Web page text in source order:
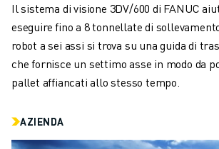
FANUC IN EUROPA
LE NOSTRE SEDI
SOSTENIBILITÀ
CARRIERA
DAI FORMA AL TUO FUTURO CON FANUC
CONTATTACI
CONTATTI
Il sistema di visione 3DV/600 di FANUC
eseguire fino a 8 tonnellate di
robot a sei assi si trova su una guida di
che fornisce un settimo asse in modo da
pallet affiancati allo stesso tempo.
AZIENDA